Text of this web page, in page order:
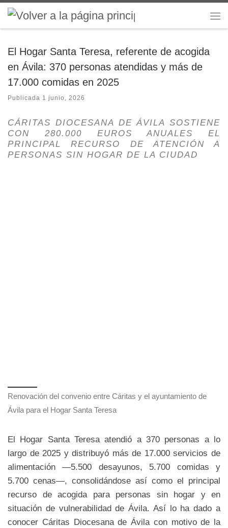
Saltar al contenido
El Hogar Santa Teresa, referente de acogida
en Ávila: 370 personas atendidas y más de
17.000 comidas en 2025
Publicada 1 junio, 2026
CÁRITAS DIOCESANA DE ÁVILA SOSTIENE
CON 280.000 EUROS ANUALES EL
PRINCIPAL RECURSO DE ATENCIÓN A
PERSONAS SIN HOGAR DE LA CIUDAD
Renovación del convenio entre Cáritas y el ayuntamiento de
Ávila para el Hogar Santa Teresa
El Hogar Santa Teresa atendió a 370 personas a lo
largo de 2025 y distribuyó más de 17.000 servicios de
alimentación —5.500 desayunos, 5.700 comidas y
5.700 cenas—, consolidándose así como el principal
recurso de acogida para personas sin hogar y en
situación de vulnerabilidad de Ávila. Así lo ha dado a
conocer Cáritas Diocesana de Ávila con motivo de la